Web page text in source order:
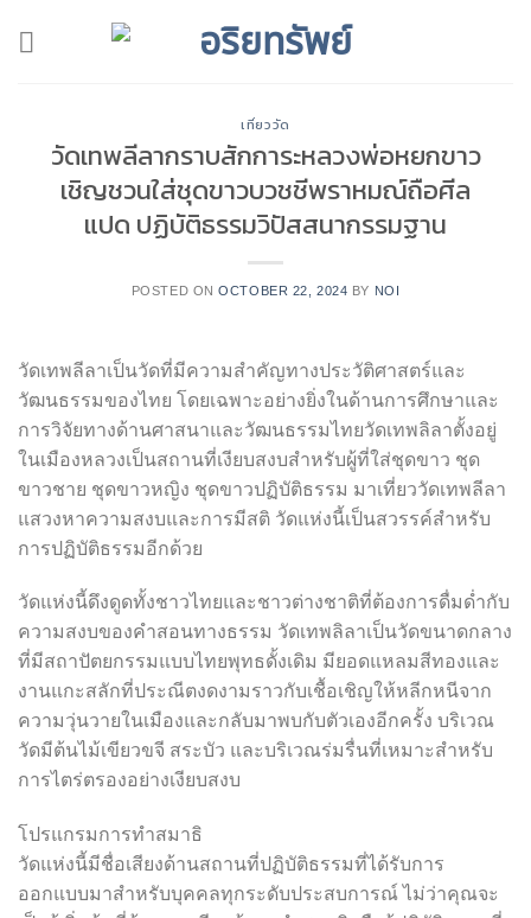
เที่ยววัด
วัดเทพลีลากราบสักการะหลวงพ่อหยกขาว
เชิญชวนใส่ชุดขาวบวชชีพราหมณ์ถือศีล
แปด ปฏิบัติธรรมวิปัสสนากรรมฐาน
POSTED ONOCTOBER 22, 2024 BY NOI
วัดเทพลีลาเป็นวัดที่มีความสำคัญทางประวัติศาสตร์และ
วัฒนธรรมของไทย โดยเฉพาะอย่างยิ่งในด้านการศึกษาและ
การวิจัยทางด้านศาสนาและวัฒนธรรมไทยวัดเทพลิลาตั้งอยู่
ในเมืองหลวงเป็นสถานที่เงียบสงบสำหรับผู้ที่ใส่ชุดขาว ชุด
ขาวชาย ชุดขาวหญิง ชุดขาวปฏิบัติธรรม มาเที่ยววัดเทพลีลา
แสวงหาความสงบและการมีสติ วัดแห่งนี้เป็นสวรรค์สำหรับ
การปฏิบัติธรรมอีกด้วย
วัดแห่งนี้ดึงดูดทั้งชาวไทยและชาวต่างชาติที่ต้องการดื่มด่ำกับ
ความสงบของคำสอนทางธรรม วัดเทพลิลาเป็นวัดขนาดกลาง
ที่มีสถาปัตยกรรมแบบไทยพุทธดั้งเดิม มียอดแหลมสีทองและ
งานแกะสลักที่ประณีตงดงามราวกับเชื้อเชิญให้หลีกหนีจาก
ความวุ่นวายในเมืองและกลับมาพบกับตัวเองอีกครั้ง บริเวณ
วัดมีต้นไม้เขียวขจี สระบัว และบริเวณร่มรื่นที่เหมาะสำหรับ
การไตร่ตรองอย่างเงียบสงบ
โปรแกรมการทำสมาธิ
วัดแห่งนี้มีชื่อเสียงด้านสถานที่ปฏิบัติธรรมที่ได้รับการ
ออกแบบมาสำหรับบุคคลทุกระดับประสบการณ์ ไม่ว่าคุณจะ